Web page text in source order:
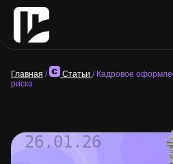
Главная / Статьи / Кадровое
риска
26.01.26